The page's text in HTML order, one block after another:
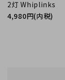
2灯 Whiplinks
4,980円(内税)